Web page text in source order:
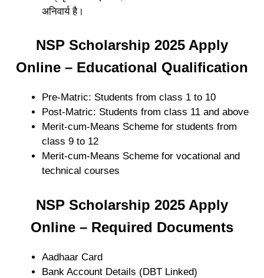
अनिवार्य है।
NSP Scholarship 2025 Apply
Online – Educational Qualification
Pre-Matric: Students from class 1 to 10
Post-Matric: Students from class 11 and above
Merit-cum-Means Scheme for students from
class 9 to 12
Merit-cum-Means Scheme for vocational and
technical courses
NSP Scholarship 2025 Apply
Online – Required Documents
Aadhaar Card
Bank Account Details (DBT Linked)